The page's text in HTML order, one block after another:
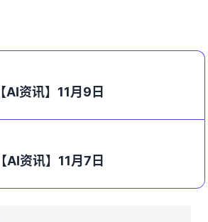
【AI资讯】11月9日
【AI资讯】11月7日